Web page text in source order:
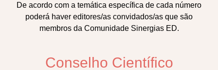
De acordo com a temática específica de cada número
poderá haver editores/as convidados/as que são
membros da Comunidade Sinergias ED.
Conselho Científico